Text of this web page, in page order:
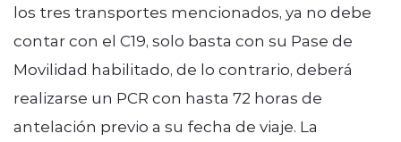
los tres transportes mencionados, ya no debe
contar con el C19, solo basta con su Pase de
Movilidad habilitado, de lo contrario, deberá
realizarse un PCR con hasta 72 horas de
antelación previo a su fecha de viaje. La